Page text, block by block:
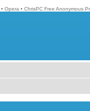
• Opera • ChrisPC Free Anonymous